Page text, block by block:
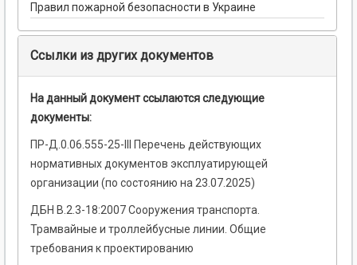
Правил пожарной безопасности в Украине
Ссылки из других документов
На данный документ ссылаются следующие
документы:
ПР-Д.0.06.555-25-ІІІ Перечень действующих
нормативных документов эксплуатирующей
организации (по состоянию на 23.07.2025)
ДБН В.2.3-18:2007 Сооружения транспорта.
Трамвайные и троллейбусные линии. Общие
требования к проектированию